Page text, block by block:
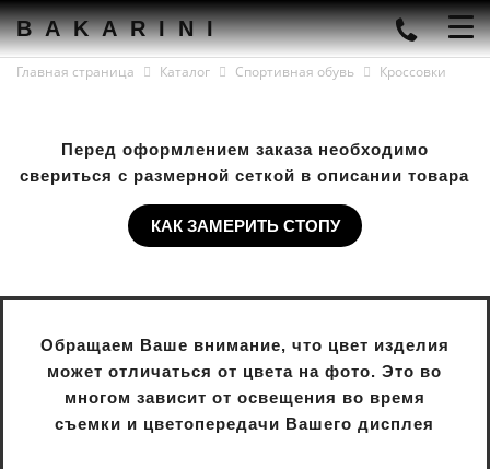
BAKARINI
Главная страница Каталог Спортивная обувь Кроссовки
Перед оформлением заказа необходимо
свериться с размерной сеткой в описании товара
КАК ЗАМЕРИТЬ СТОПУ
Обращаем Ваше внимание, что цвет изделия
может отличаться от цвета на фото. Это во
многом зависит от освещения во время
съемки и цветопередачи Вашего дисплея